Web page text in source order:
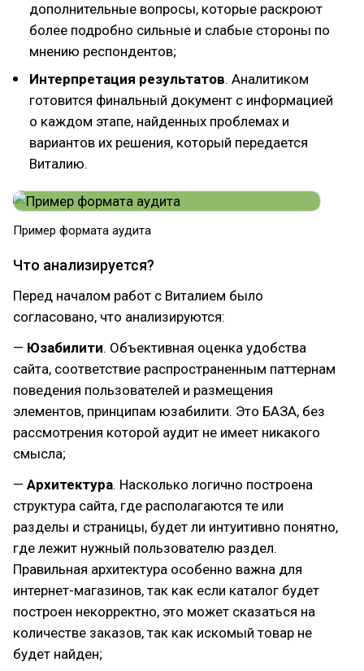
дополнительные вопросы, которые раскроют
более подробно сильные и слабые стороны по
мнению респондентов;
Интерпретация результатов. Аналитиком
готовится финальный документ с информацией
о каждом этапе, найденных проблемах и
вариантов их решения, который передается
Виталию.
Пример формата аудита
Что анализируется?
Перед началом работ с Виталием было
согласовано, что анализируются:
— Юзабилити. Объективная оценка удобства
сайта, соответствие распространенным паттернам
поведения пользователей и размещения
элементов, принципам юзабилити. Это БАЗА, без
рассмотрения которой аудит не имеет никакого
смысла;
— Архитектура. Насколько логично построена
структура сайта, где располагаются те или
разделы и страницы, будет ли интуитивно понятно,
где лежит нужный пользователю раздел.
Правильная архитектура особенно важна для
интернет-магазинов, так как если каталог будет
построен некорректно, это может сказаться на
количестве заказов, так как искомый товар не
будет найден;